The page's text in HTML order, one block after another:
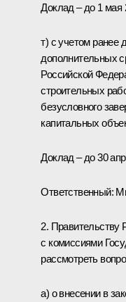
Доклад – до 1 мая
т) с учетом ранее
дополнительных
Российской
строительных
безусловного
капитальных
Доклад – до 30
Ответственный:
2. Правительству
с комиссиями
рассмотреть
а) о внесении в